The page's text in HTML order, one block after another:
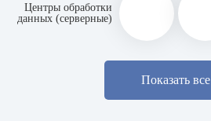
Центры обработки
данных (серверные)
Показать все